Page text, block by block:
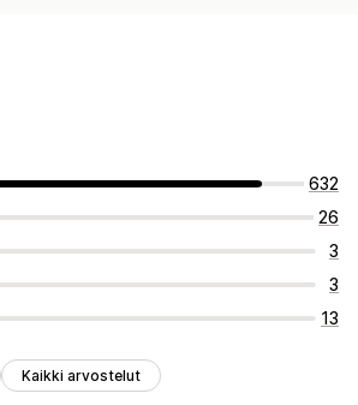
632
26
3
3
13
Kaikki arvostelut